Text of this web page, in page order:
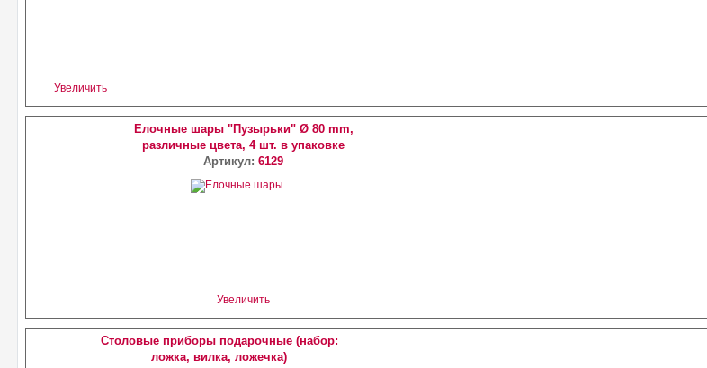
Увеличить
Елочные шары "Пузырьки" Ø 80 mm,
различные цвета, 4 шт. в упаковке
Артикул: 6129
Увеличить
Столовые приборы подарочные (набор:
ложка, вилка, ложечка)